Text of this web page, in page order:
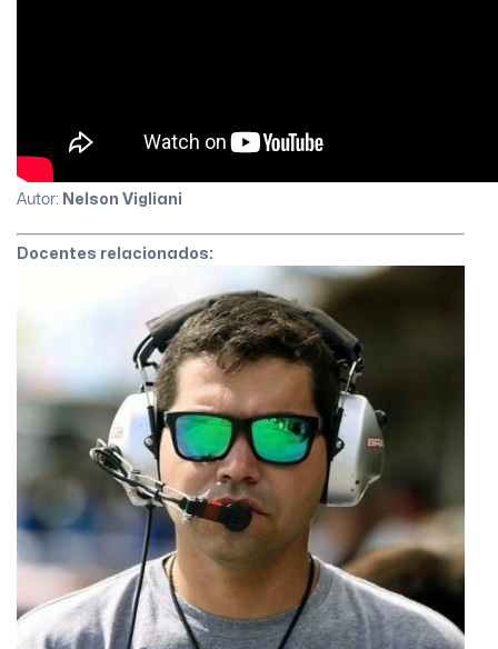
Autor: Nelson Vigliani
Docentes relacionados: